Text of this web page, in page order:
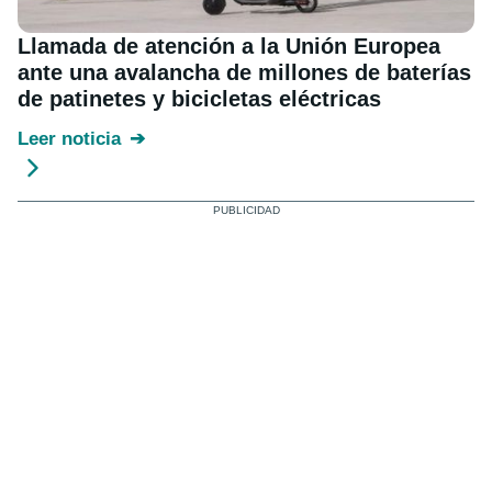
Llamada de atención a la Unión Europea
ante una avalancha de millones de baterías
de patinetes y bicicletas eléctricas
Leer noticia